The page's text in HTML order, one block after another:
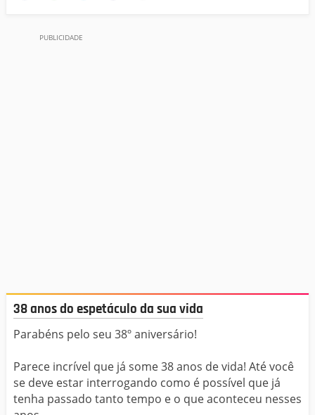
38 anos do espetáculo da sua vida
Parabéns pelo seu 38º aniversário!
Parece incrível que já some 38 anos de vida! Até você
se deve estar interrogando como é possível que já
tenha passado tanto tempo e o que aconteceu nesses